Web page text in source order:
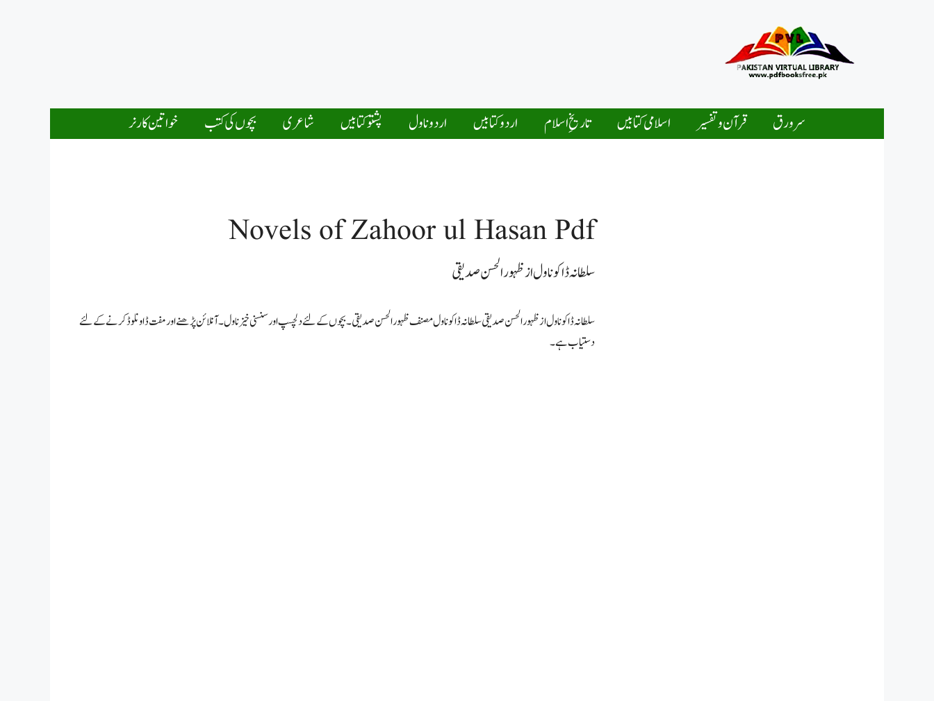
سرورق قرآن و تفسیر اسلامی کتابیں تاریخِ اسلام اردو کتابیں اردو ناول پشتو کتابیں شاعری بچوں کی کتب خواتین کارنر
Novels of Zahoor ul Hasan Pdf
سلطانہ ڈاکو ناول از ظہور الحسن صدیقی
سلطانہ ڈاکو ناول از ظہور الحسن صدیقی سلطانہ ڈاکو ناول مصنف ظہورالحسن صدیقی۔ بچوں کے لئے دلچسپ اور سنسنی خیز ناول۔ آنلائن پڑھنے اور مفت ڈاونلوڈ کرنے کے لئے
دستیاب ہے۔